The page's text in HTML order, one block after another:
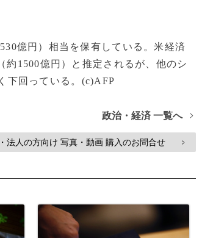
億円）相当を保有している。米経済
約1500億円）と推定されるが、他のシ
下回っている。(c)AFP
政治・経済 一覧へ >
法人の方向け 写真・動画 購入のお問合せ >